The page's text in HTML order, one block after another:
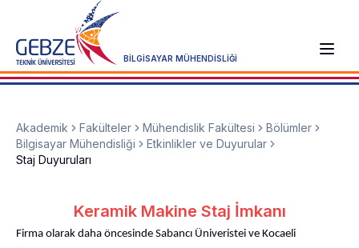
BİLGİSAYAR MÜHENDİSLİĞİ
Akademik Fakülteler Mühendislik Fakültesi
Bölümler
Bilgisayar Mühendisliği
Etkinlikler ve Duyurular
Staj Duyuruları
Keramik Makine Staj İmkanı
Firma olarak daha öncesinde Sabancı Üniveristei ve Kocaeli